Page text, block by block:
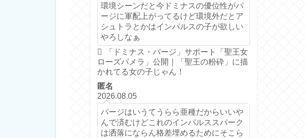
環境シーンだと今ドミナスの優位性がパ
ージに軍配上がってるけど環境外だとア
シュトラとかはインパルスの子が欲しい
やろしなぁ
「ドミナス・パージ」サポート「聖王女
ローズパメラ」公開｜「聖王の粉砕」に描
かれてる女の子じゃん！
匿名
2026.08.05
パージはいうてうらら亜種だからいいや
んで済むけどこれのインパルススパーク
は洒落にならん格差埋めるためにそこら